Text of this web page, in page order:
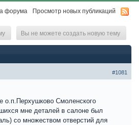
форума Просмотр новых публикаций
Вы не можете создать новую тему
#1081
о.п.Перхушково Смоленского
мне деталей в салоне был
со множеством отверстий для